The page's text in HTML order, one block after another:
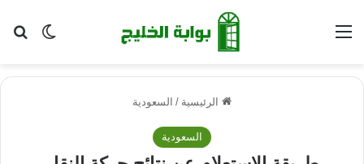
الوضع القائمة
الرئيسية / السعودية
السعودية